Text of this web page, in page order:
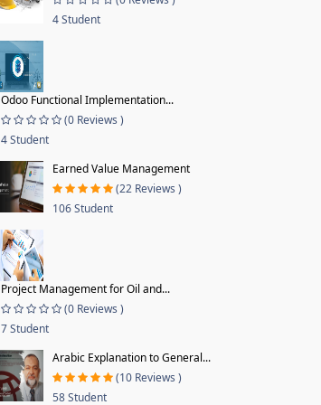
4 Student
Odoo Functional Implementation...
(0 Reviews )
4 Student
Earned Value Management
(22 Reviews )
106 Student
Project Management for Oil and...
(0 Reviews )
7 Student
Arabic Explanation to General...
(10 Reviews )
58 Student